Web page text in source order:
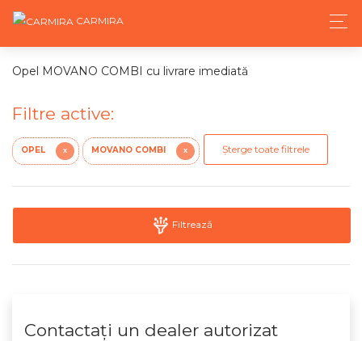
CARMIRA
Opel MOVANO COMBI cu livrare imediată
Filtre active:
OPEL X MOVANO COMBI X Șterge toate filtrele
Filtrează
Contactaţi un dealer autorizat